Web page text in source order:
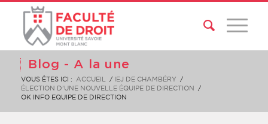
Blog - A la une
VOUS ÊTES ICI : ACCUEIL / IEJ DE CHAMBÉRY
/
ÉLECTION D’UNE NOUVELLE ÉQUIPE DE DIRECTION
/
OK INFO EQUIPE DE DIRECTION